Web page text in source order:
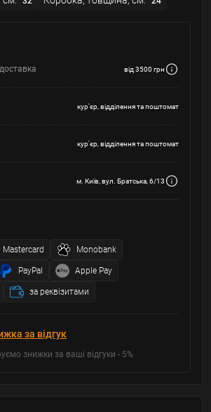
від 3500 грн
кур'єр, відділення та поштомат
кур'єр, відділення та поштомат
м. Київ, вул. Братська, 6/13
Mastercard Monobank
PayPal Apple Pay
за реквізитами
за відгук
знижки за ваші відгуки - 5%